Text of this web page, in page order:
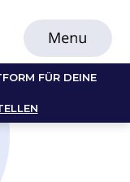
FÜR DEINE